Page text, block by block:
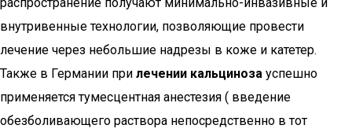
внутривенные технологии, позволяющие провести
лечение через небольшие надрезы в коже и катетер.
Также в Германии при лечении кальциноза успешно
применяется тумесцентная анестезия ( введение
обезболивающего раствора непосредственно в тот